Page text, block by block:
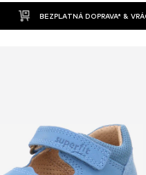
BEZPLATNÁ DOPRAVA* &